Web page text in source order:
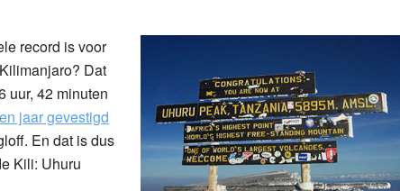
record is voor
Dat
uur, 42 minuten
jaar gevestigd
En dat is dus
Kili: Uhuru